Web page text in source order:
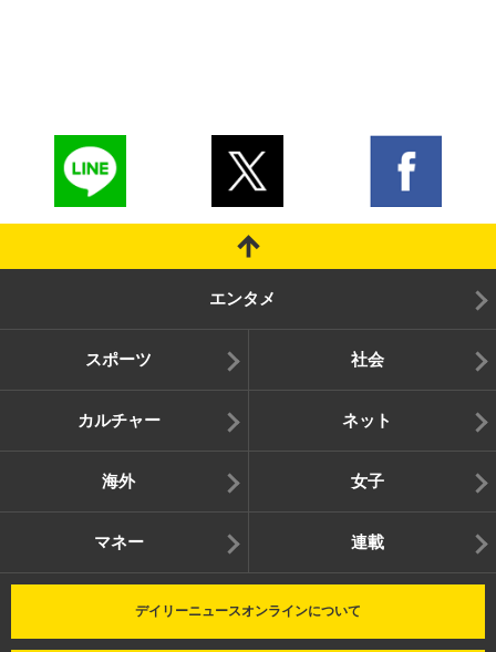
エンタメ
スポーツ 社会
カルチャー ネット
海外 女子
マネー 連載
デイリーニュースオンラインについて